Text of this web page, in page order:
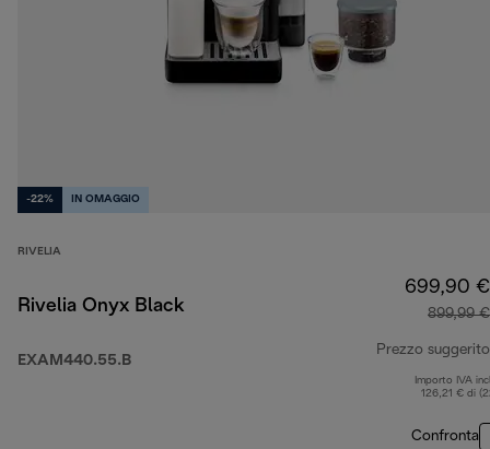
-22% IN OMAGGIO
RIVELIA
Rivelia Onyx Black
EXAM440.55.B
699,90 €
899,99 €
Prezzo suggerito
Importo IVA
126,21 € di
Confronta